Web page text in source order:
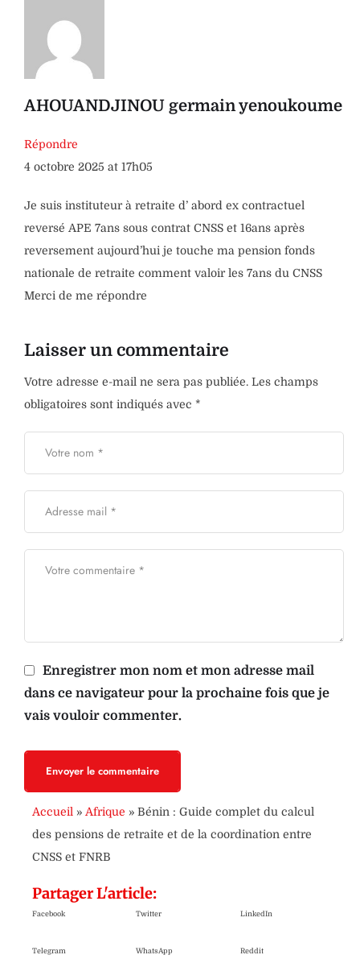
AHOUANDJINOU germain yenoukoume
Répondre
4 octobre 2025 at 17h05
Je suis instituteur à retraite d’ abord ex contractuel
reversé APE 7ans sous contrat CNSS et 16ans après
reversement aujourd’hui je touche ma pension fonds
nationale de retraite comment valoir les 7ans du CNSS
Merci de me répondre
Laisser un commentaire
Votre adresse e-mail ne sera pas publiée. Les champs
obligatoires sont indiqués avec *
Enregistrer mon nom et mon adresse mail
dans ce navigateur pour la prochaine fois que je
vais vouloir commenter.
Envoyer le commentaire
Accueil » Afrique » Bénin : Guide complet du calcul
des pensions de retraite et de la coordination entre
CNSS et FNRB
Partager L'article:
Facebook Twitter LinkedIn
Telegram WhatsApp Reddit